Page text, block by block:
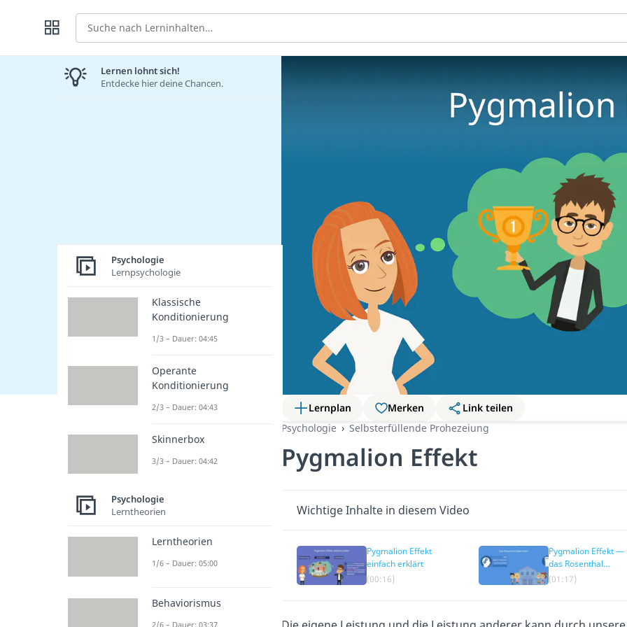
Suche
Lernplan Merken
Link teilen
Psychologie
Selbsterfüllende Prohezeiung
Pygmalion Effekt
Wichtige Inhalte in diesem Video
Pygmalion Effekt
einfach erklärt
(00:16)
Pygmalion Effekt —
das Rosenthal
Experiment
(01:17)
Lernen lohnt sich!
Entdecke hier deine Chancen.
Psychologie
Lernpsychologie
Klassische
Konditionierung
1/3 – Dauer: 04:45
Operante
Konditionierung
2/3 – Dauer: 04:43
Skinnerbox
3/3 – Dauer: 04:42
Psychologie
Lerntheorien
Lerntheorien
1/6 – Dauer: 05:00
Behaviorismus
2/6 – Dauer: 03:37